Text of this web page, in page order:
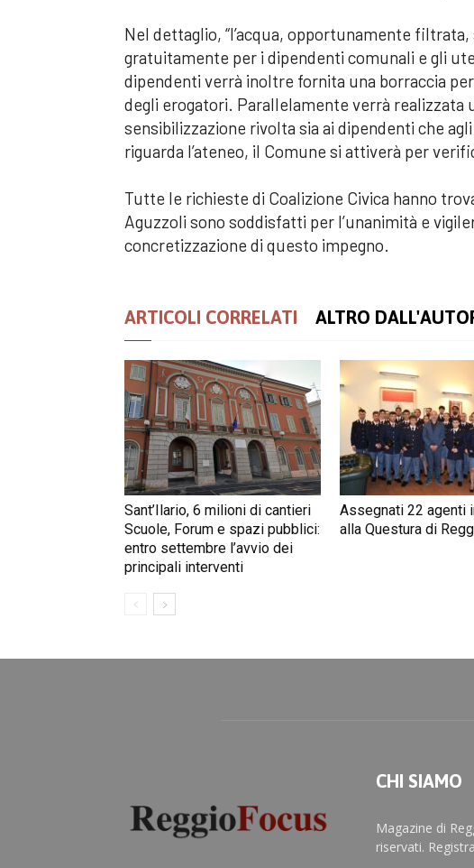
Nel dettaglio, “l’acqua, opportunamente filtrata,
gratuitamente per i dipendenti comunali e gli
dipendenti verrà inoltre fornita una borraccia
degli erogatori. Parallelamente verrà realizzata
sensibilizzazione rivolta sia ai dipendenti che
riguarda l’ateneo, il Comune si attiverà per
Tutte le richieste di Coalizione Civica hanno
Aguzzoli sono soddisfatti per l’unanimità e
concretizzazione di questo impegno.
ARTICOLI CORRELATI ALTRO
Sant’Ilario, 6 milioni di cantieri
Scuole, Forum e spazi pubblici:
entro settembre l’avvio dei
principali interventi
Assegnati 22 agenti
alla Questura di
CHI SIAMO
Magazine di
riservati.